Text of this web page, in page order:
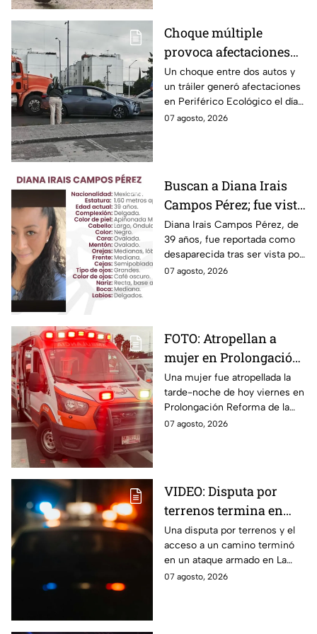
Choque múltiple
provoca afectaciones
en Periférico Ecológico
hoy viernes
Un choque entre dos autos y
un tráiler generó afectaciones
en Periférico Ecológico el día
de hoy, con dirección a la 24
07 agosto, 2026
Buscan a Diana Irais
Campos Pérez; fue vista
por última vez en la
ciudad de Puebla
Diana Irais Campos Pérez, de
39 años, fue reportada como
desaparecida tras ser vista por
última vez el 6 de agosto en
07 agosto, 2026
FOTO: Atropellan a
mujer en Prolongación
Reforma, en Puebla,
hoy viernes; así se vio
la zona
Una mujer fue atropellada la
tarde-noche de hoy viernes en
Prolongación Reforma de la
ciudad de Puebla; toma
07 agosto, 2026
VIDEO: Disputa por
terrenos termina en
ataque armado en
Chihuahua; padre
muere y su hijo queda
herido
Una disputa por terrenos y el
acceso a un camino terminó
en un ataque armado en La
Regina, Chihuahua, donde un
07 agosto, 2026